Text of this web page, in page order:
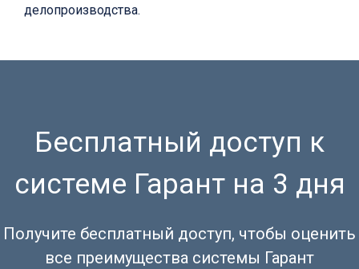
делопроизводства.
Бесплатный доступ к
системе Гарант на 3 дня
Получите бесплатный доступ, чтобы оценить
все преимущества системы Гарант